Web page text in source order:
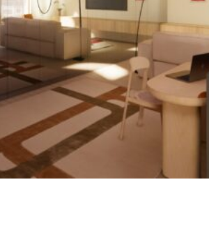
con Veranda